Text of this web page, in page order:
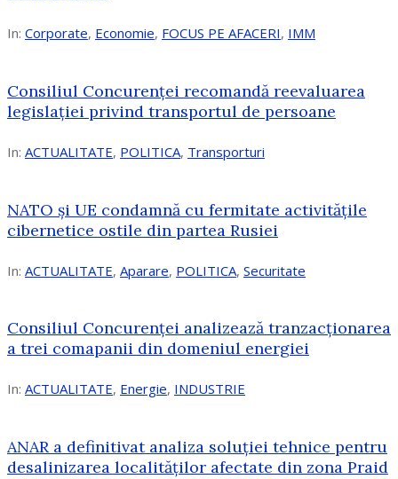
In: Corporate, Economie, FOCUS PE AFACERI, IMM
Consiliul Concurenței recomandă reevaluarea
legislației privind transportul de persoane
In: ACTUALITATE, POLITICA, Transporturi
NATO și UE condamnă cu fermitate activitățile
cibernetice ostile din partea Rusiei
In: ACTUALITATE, Aparare, POLITICA, Securitate
Consiliul Concurenţei analizează tranzacționarea
a trei comapanii din domeniul energiei
In: ACTUALITATE, Energie, INDUSTRIE
ANAR a definitivat analiza soluției tehnice pentru
desalinizarea localităților afectate din zona Praid